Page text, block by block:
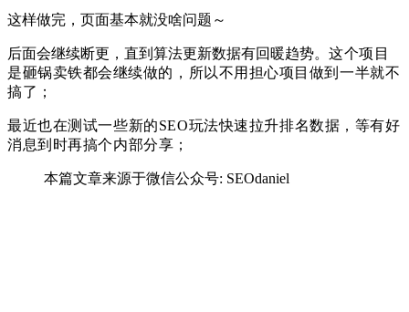
这样做完，页面基本就没啥问题～
后面会继续断更，直到算法更新数据有回暖趋势。 这个项目
是砸锅卖铁都会继续做的，所以不用担心项目做到一半就不
搞了；
最近也在测试一些新的SEO玩法快速拉升排名数据，等有好
消息到时再搞个内部分享；
本篇文章来源于微信公众号: SEOdaniel